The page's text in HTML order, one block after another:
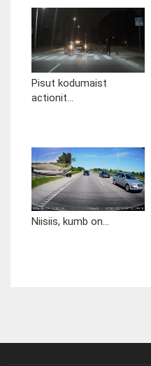
Pisut kodumaist
actionit...
Niisiis, kumb on...